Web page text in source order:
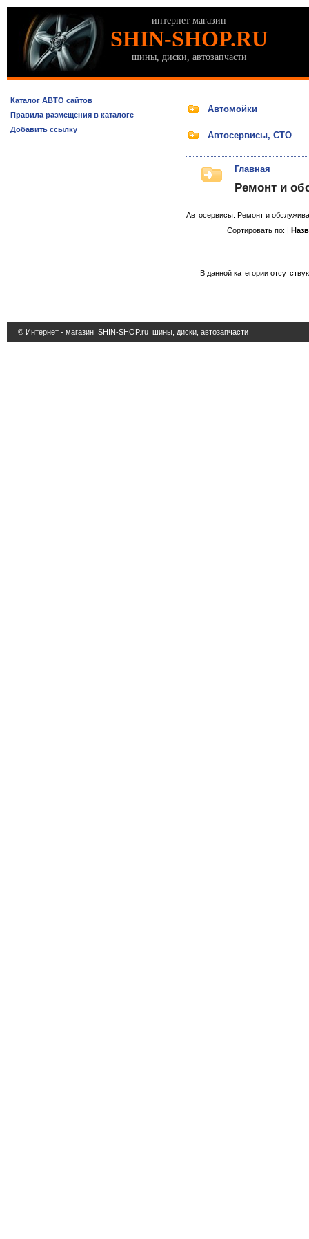
интернет магазин
SHIN-SHOP.RU
шины, диски, автозапчасти
Каталог АВТО сайтов
Правила размещения в каталоге
Добавить ссылку
Автомойки
Автосервисы, СТО
Главная
Ремонт и
Автосервисы. Ремонт и
Сортировать по: |
В данной категории
© Интернет - магазин SHIN-SHOP.ru шины, диски, автозапчасти